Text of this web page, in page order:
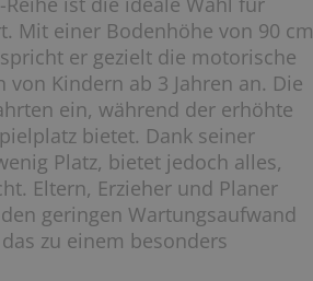
Mit einer Bodenhöhe von 90 cm
er gezielt die motorische
Kindern ab 3 Jahren an. Die
ein, während der erhöhte
bietet. Dank seiner
Platz, bietet jedoch alles,
Eltern, Erzieher und Planer
geringen Wartungsaufwand
zu einem besonders